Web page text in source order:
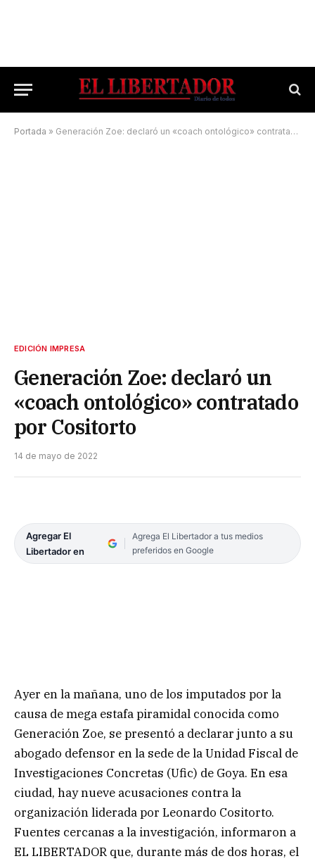
Portada » Generación Zoe: declaró un «coach ontológico» contratado por Cositorto
EDICIÓN IMPRESA
Generación Zoe: declaró un
«coach ontológico» contratado
por Cositorto
14 de mayo de 2022
Agregar El
Libertador en
Agrega El Libertador a tus medios
preferidos en Google
Ayer en la mañana, uno de los imputados por la
causa de mega estafa piramidal conocida como
Generación Zoe, se presentó a declarar junto a su
abogado defensor en la sede de la Unidad Fiscal de
Investigaciones Concretas (Ufic) de Goya. En esa
ciudad, hay nueve acusaciones contra la
organización liderada por Leonardo Cositorto.
Fuentes cercanas a la investigación, informaron a
EL LIBERTADOR que, durante más de dos horas, el